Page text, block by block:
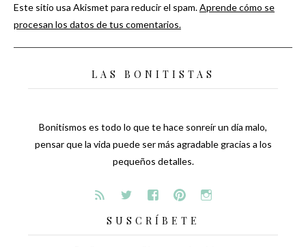
Este sitio usa Akismet para reducir el spam.Aprende cómo se
procesan los datos de tus comentarios.
LAS BONITISTAS
Bonitismos es todo lo que te hace sonreír un día malo,
pensar que la vida puede ser más agradable gracias a los
pequeños detalles.
SUSCRÍBETE